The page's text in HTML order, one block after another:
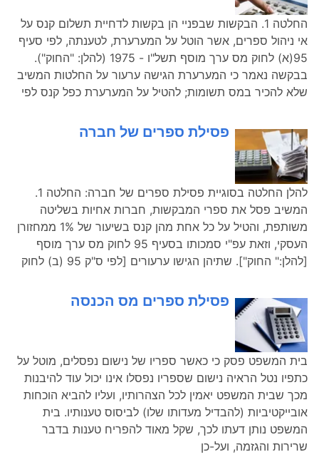
החלטה 1. הבקשות שבפניי הן בקשות לדחיית תשלום קנס על
אי ניהול ספרים, אשר הוטל על המערערת, לטענתה, לפי סעיף
95(א) לחוק מס ערך מוסף תשל"ו - 1975 (להלן: "החוק").
בבקשה נאמר כי המערערת הגישה ערעור על החלטות המשיב
שלא להכיר במס תשומות; להטיל על המערערת כפל קנס לפי
פסילת ספרים של חברה
להלן החלטה בסוגיית פסילת ספרים של חברה: החלטה 1.
המשיב פסל את ספרי המבקשות, חברות אחיות בשליטה
משותפת, והטיל על כל אחת מהן קנס בשיעור של 1% ממחזורן
העסקי, וזאת עפ"י סמכותו בסעיף 95 לחוק מס ערך מוסף
[להלן:" החוק"]. שתיהן הגישו ערעורים [לפי ס"ק 95 (ב) לחוק
פסילת ספרים מס הכנסה
בית המשפט פסק כי כאשר ספריו של נישום נפסלים, מוטל על
כתפיו נטל הראיה נישום שספריו נפסלו אינו יכול עוד להיבנות
מכך שבית המשפט יאמין לכל הצהרותיו, ועליו להביא הוכחות
אובייקטיביות (להבדיל מעדותו שלו) לביסוס טענותיו. בית
המשפט נותן דעתו לכך, שקל מאוד להפריח טענות בדבר
שרירות והגזמה, ועל-כן